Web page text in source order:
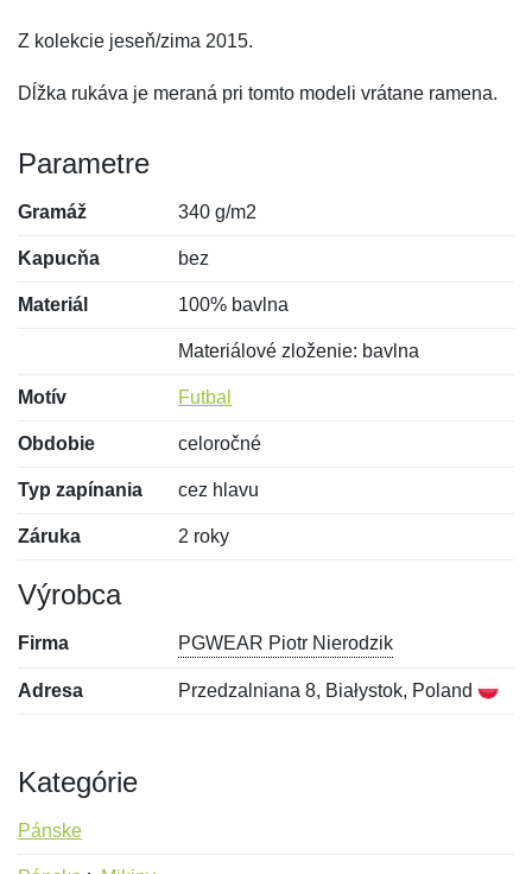
Z kolekcie jeseň/zima 2015.
Dĺžka rukáva je meraná pri tomto modeli vrátane ramena.
Parametre
Gramáž 340 g/m2
Kapucňa bez
Materiál 100% bavlna
Materiálové zloženie: bavlna
Motív Futbal
Obdobie celoročné
Typ zapínania cez hlavu
Záruka 2 roky
Výrobca
Firma PGWEAR Piotr Nierodzik
Adresa Przedzalniana 8, Białystok, Poland
Kategórie
Pánske